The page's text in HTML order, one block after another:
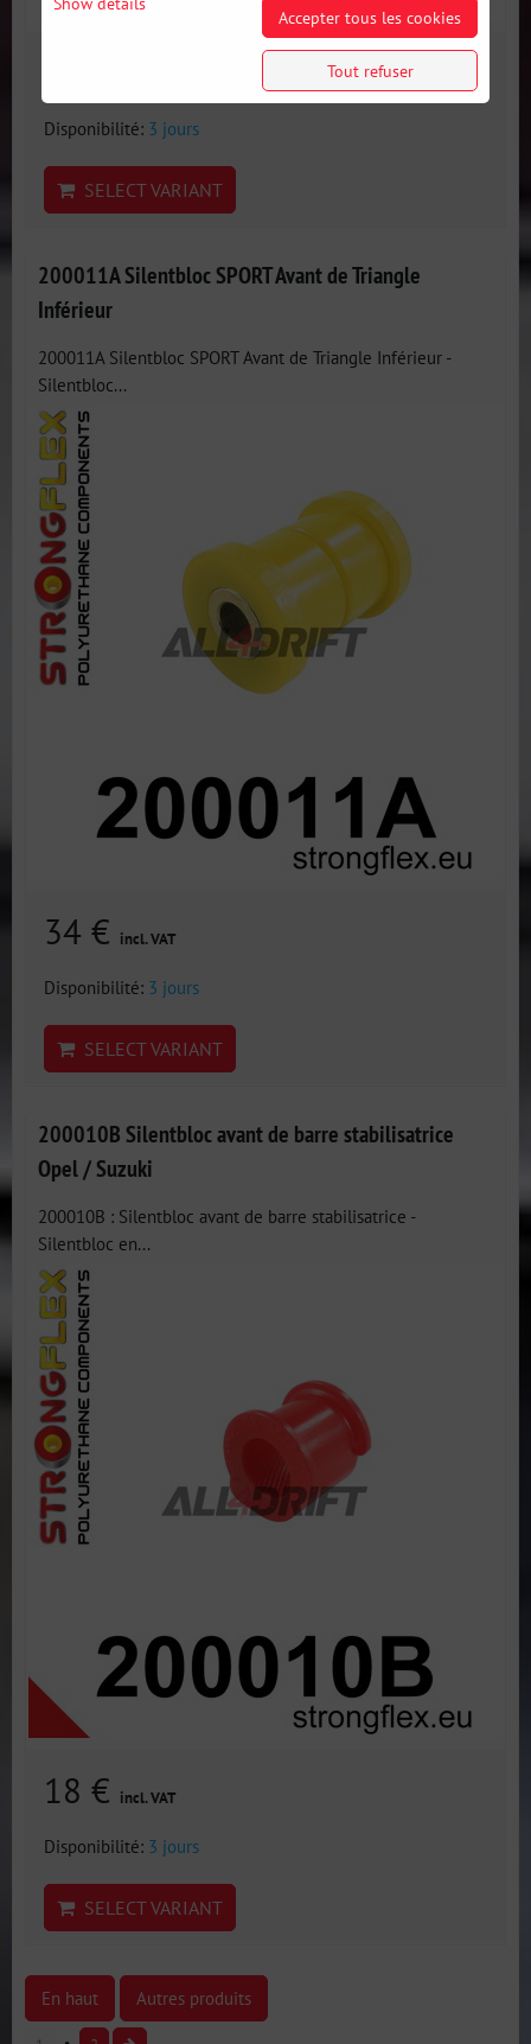
Disponibilité: 3 jours
SELECT VARIANT
200011A Silentbloc SPORT Avant de Triangle
Inférieur
200011A Silentbloc SPORT Avant de Triangle Inférieur -
Silentbloc...
34 € incl. VAT
Disponibilité: 3 jours
SELECT VARIANT
200010B Silentbloc avant de barre stabilisatrice
Opel / Suzuki
200010B : Silentbloc avant de barre stabilisatrice -
Silentbloc en...
18 € incl. VAT
Disponibilité: 3 jours
SELECT VARIANT
En haut Autres produits
Accepter tous les cookies
Tout refuser